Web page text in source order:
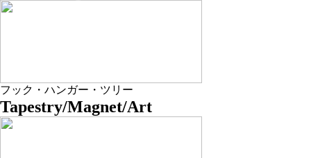
フック・ハンガー・ツリー
Tapestry/Magnet/Art